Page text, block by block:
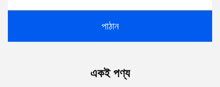
পাঠান
একই পণ্য